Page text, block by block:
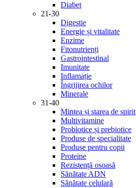
Diabet
21-30
Digestie
Energie și vitalitate
Enzime
Fitonutrienți
Gastrointestinal
Imunitate
Inflamație
Îngrijirea ochilor
Minerale
31-40
Mintea și starea de spirit
Multivitamine
Probiotice și prebiotice
Produse de specialitate
Produse pentru copii
Proteine
Rezistență osoasă
Sănătate ADN
Sănătate celulară